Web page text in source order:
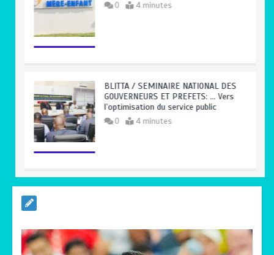
0 4 minutes
BLITTA / SEMINAIRE NATIONAL DES
GOUVERNEURS ET PREFETS: … Vers
l’optimisation du service public
0 4 minutes
0 5 minutes